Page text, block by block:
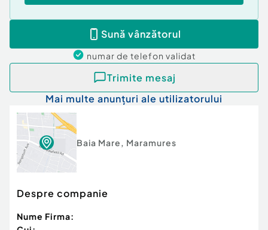
Sună vânzătorul
numar de telefon validat
Trimite mesaj
Mai multe anunțuri ale utilizatorului
Baia Mare, Maramures
Despre companie
Nume Firma: